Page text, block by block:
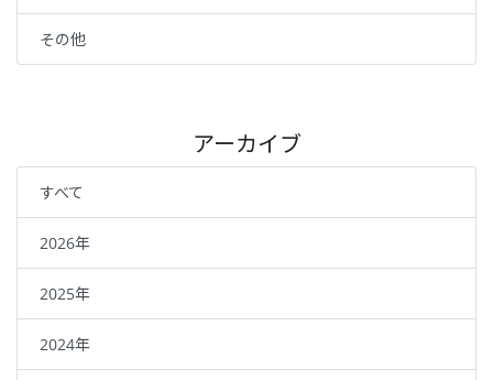
その他
アーカイブ
すべて
2026年
2025年
2024年